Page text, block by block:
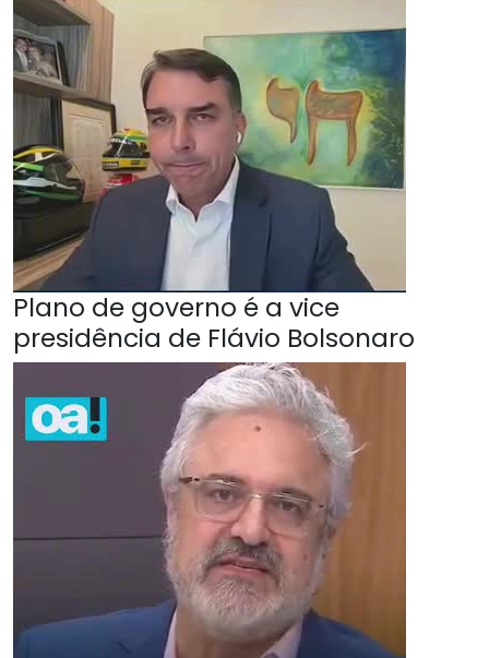
Plano de governo é a vice
presidência de Flávio Bolsonaro